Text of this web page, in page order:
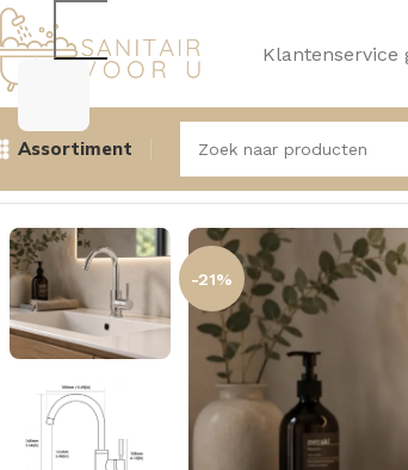
Klantenservice
Assortiment
Wastafelkranen Aquasense
-21%